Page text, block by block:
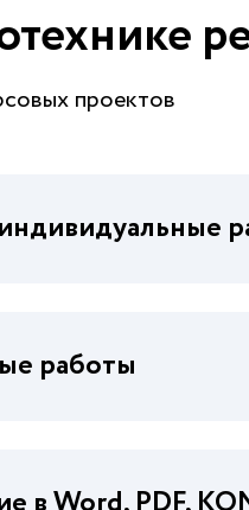
проектов
работы